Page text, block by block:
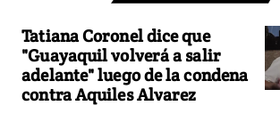
Tatiana Coronel dice que
"Guayaquil volverá a salir
adelante" luego de la condena
contra Aquiles Alvarez